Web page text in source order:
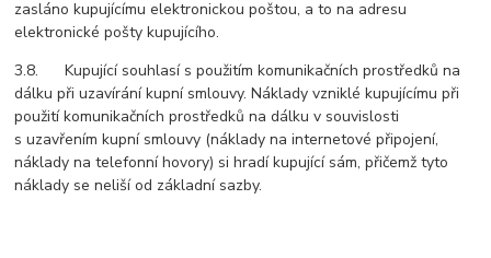
zasláno kupujícímu elektronickou poštou, a to na adresu
elektronické pošty kupujícího.
3.8. Kupující souhlasí s použitím komunikačních prostředků na
dálku při uzavírání kupní smlouvy. Náklady vzniklé kupujícímu při
použití komunikačních prostředků na dálku v souvislosti
s uzavřením kupní smlouvy (náklady na internetové připojení,
náklady na telefonní hovory) si hradí kupující sám, přičemž tyto
náklady se neliší od základní sazby.